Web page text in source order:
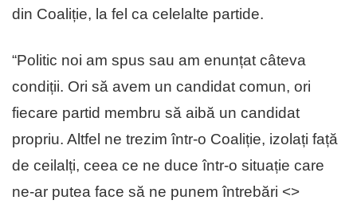
din Coaliție, la fel ca celelalte partide.
“Politic noi am spus sau am enunțat câteva
condiții. Ori să avem un candidat comun, ori
fiecare partid membru să aibă un candidat
propriu. Altfel ne trezim într-o Coaliție, izolați față
de ceilalți, ceea ce ne duce într-o situație care
ne-ar putea face să ne punem întrebări <>